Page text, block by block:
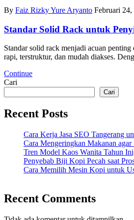
By Faiz Rizky Yure Aryanto Februari 24,
Standar Solid Rack untuk
Standar solid rack menjadi acuan
rapi, terstruktur, dan mudah diakses.
Continue
Cari
Cari
Recent Posts
Cara Kerja Jasa SEO Tangerang
Cara Mengeringkan Makanan
Tren Model Kaos Wanita Tahun
Penyebab Biji Kopi Pecah saat
Cara Memilih Mesin Kopi untuk
Recent Comments